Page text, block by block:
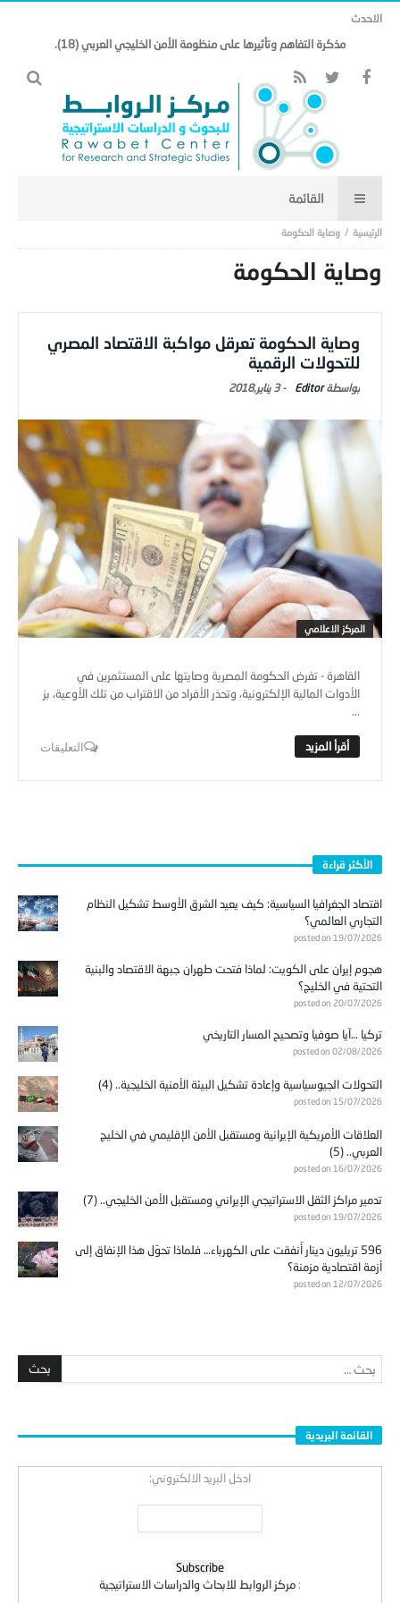
الاحدث
مذكرة التفاهم وتأثيرها على منظومة الأمن الخليجي العربي (18).
وصاية الحكومة
وصاية الحكومة
وصاية الحكومة تعرقل مواكبة الاقتصاد المصري
للتحولات الرقمية
Editor
-3 يناير,2018
المركز الاعلامي
القاهرة - تفرض الحكومة المصرية وصايتها على المستثمرين في
الأدوات المالية الإلكترونية، وتحذر الأفراد من الاقتراب من تلك الأوعية، بز
...
التعليقات
الأكثر قراءة
اقتصاد الجغرافيا السياسية: كيف يعيد الشرق الأوسط تشكيل النظام
التجاري العالمي؟
posted on 19/07/2026
هجوم إيران على الكويت: لماذا فتحت طهران جبهة الاقتصاد والبنية
التحتية في الخليج؟
posted on 20/07/2026
تركيا …آيا صوفيا وتصحيح المسار التاريخي
posted on 02/08/2026
التحولات الجيوسياسية وإعادة تشكيل البيئة الأمنية الخليجية.. (4)
posted on 15/07/2026
العلاقات الأمريكية الإيرانية ومستقبل الأمن الإقليمي في الخليج
العربي.. (5)
posted on 16/07/2026
تدمير مراكز الثقل الاستراتيجي الإيراني ومستقبل الأمن الخليجي.. (7)
posted on 19/07/2026
596 تريليون دينار أُنفقت على الكهرباء… فلماذا تحوّل هذا الإنفاق إلى
أزمة اقتصادية مزمنة؟
posted on 12/07/2026
القائمة البريدية
ادخل البريد الالكتروني:
: مركز الروابط للابحاث والدراسات الاستراتيجية